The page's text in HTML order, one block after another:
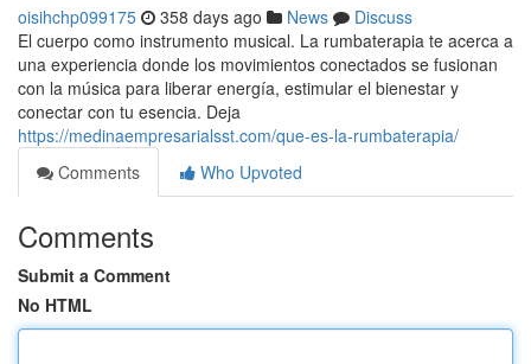
oisihchp099175 358 days ago News
Discuss
El cuerpo como instrumento musical. La rumbaterapia te acerca a
una experiencia donde los movimientos conectados se fusionan
con la música para liberar energía, estimular el bienestar y
conectar con tu esencia. Deja
https://medinaempresarialsst.com/que-es-la-rumbaterapia/
Comments
Who Upvoted
Comments
Submit a Comment
No HTML